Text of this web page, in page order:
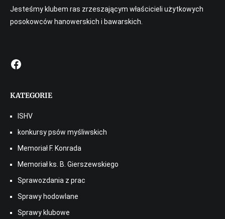
Jesteśmy klubem ras zrzeszającym właścicieli użytkowych
posokowców hanowerskich i bawarskich.
KATEGORIE
ISHV
konkursy psów myśliwskich
Memoriał F. Konrada
Memoriał ks. B. Gierszewskiego
Sprawozdania z prac
Sprawy hodowlane
Sprawy klubowe